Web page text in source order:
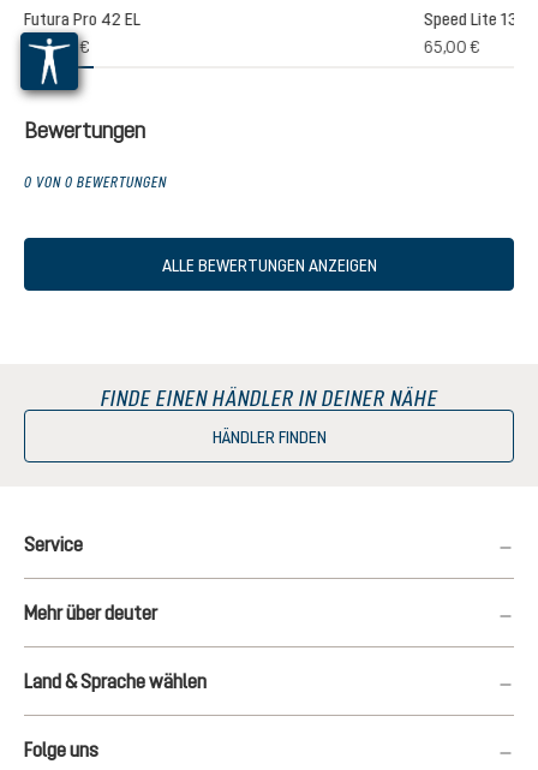
Bewertung von 5 von 5 Sternen
Futura Pro 42 EL
235,00 €
Speed Lite 13
65,00 €
Bewertungen
0 VON 0 BEWERTUNGEN
ALLE BEWERTUNGEN ANZEIGEN
FINDE EINEN HÄNDLER IN DEINER NÄHE
HÄNDLER FINDEN
Service
Mehr über deuter
Land & Sprache wählen
Folge uns